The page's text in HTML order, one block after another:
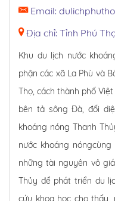
Email:
Địa chỉ: Tỉnh Phú
Khu du lịch nước
phận các xã La Phù và
Thọ, cách thành phố
bên tả sông Đà, đối
khoáng nóng Thanh
nước khoáng
những tài nguyên vô
Thủy để phát triển du
cứu khoa học cho thấy,